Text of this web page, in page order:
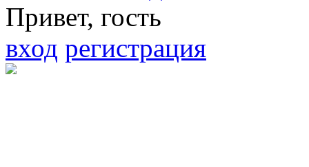
Привет, гость
вход регистрация